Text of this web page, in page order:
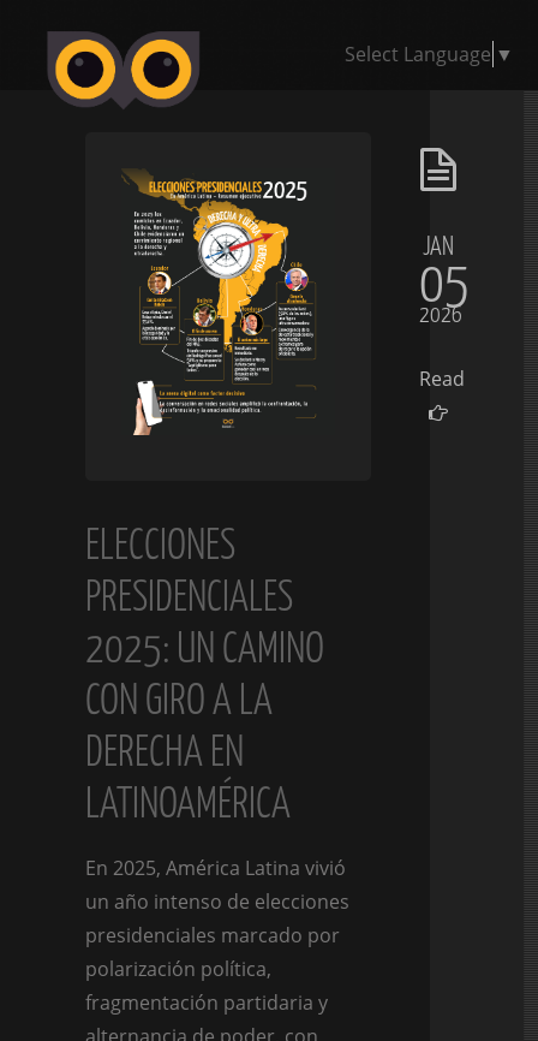
Select Language ▼
ELECCIONES
PRESIDENCIALES
2025: UN CAMINO
CON GIRO A LA
DERECHA EN
LATINOAMÉRICA
En 2025, América Latina vivió
un año intenso de elecciones
presidenciales marcado por
polarización política,
fragmentación partidaria y
JAN
05
2026
Read